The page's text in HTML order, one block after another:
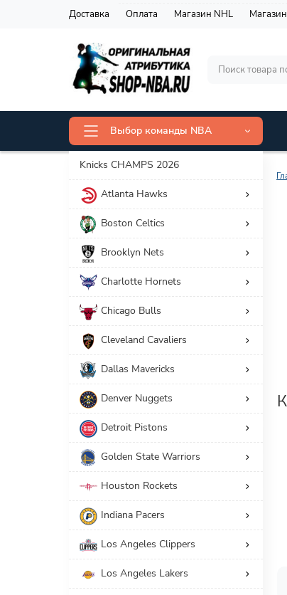
Доставка Оплата Магазин NHL
Выбор команды NBA
Knicks CHAMPS 2026
Atlanta Hawks
Boston Celtics
Brooklyn Nets
Charlotte Hornets
Chicago Bulls
Cleveland Cavaliers
Dallas Mavericks
Denver Nuggets
Detroit Pistons
Golden State Warriors
Houston Rockets
Indiana Pacers
Los Angeles Clippers
Los Angeles Lakers
Фильтр товаров
Цена
7 278 р.
Категория
Свитера/Рубашки 6
Принадлежность
Мужчинам
Американский размер
СБРОС